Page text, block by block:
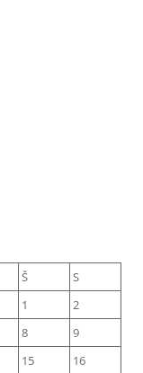
Š
S
1
2
8
9
15
16